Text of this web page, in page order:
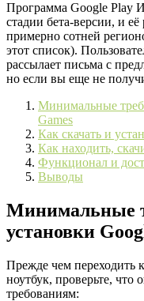
Программа Google Play
стадии бета-версии, и
примерно сотней
этот список).
рассылает письма с
но если вы еще не
Минимальные
Games
Как скачать и
Как находить,
Функционал и
Выводы
Минимальные
установки
Прежде чем переходить
ноутбук, проверьте, что
требованиям: